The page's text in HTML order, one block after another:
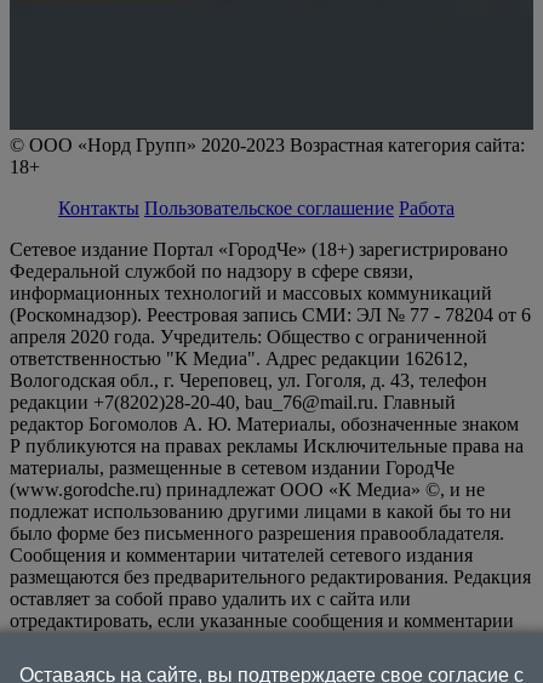
© ООО «Норд Групп» 2020-2023 Возрастная категория сайта:
18+
Контакты Пользовательское соглашение Работа
Сетевое издание Портал «ГородЧе» (18+) зарегистрировано
Федеральной службой по надзору в сфере связи,
информационных технологий и массовых коммуникаций
(Роскомнадзор). Реестровая запись СМИ: ЭЛ № 77 - 78204 от 6
апреля 2020 года. Учредитель: Общество с ограниченной
ответственностью "К Медиа". Адрес редакции 162612,
Вологодская обл., г. Череповец, ул. Гоголя, д. 43, телефон
редакции +7(8202)28-20-40, bau_76@mail.ru. Главный
редактор Богомолов А. Ю. Материалы, обозначенные знаком
Р публикуются на правах рекламы Исключительные права на
материалы, размещенные в сетевом издании ГородЧе
(www.gorodche.ru) принадлежат ООО «К Медиа» ©, и не
подлежат использованию другими лицами в какой бы то ни
было форме без письменного разрешения правообладателя.
Сообщения и комментарии читателей сетевого издания
размещаются без предварительного редактирования. Редакция
оставляет за собой право удалить их с сайта или
отредактировать, если указанные сообщения и комментарии
или нарушением иных требований закона.
Оставаясь на сайте, вы подтверждаете свое согласие с